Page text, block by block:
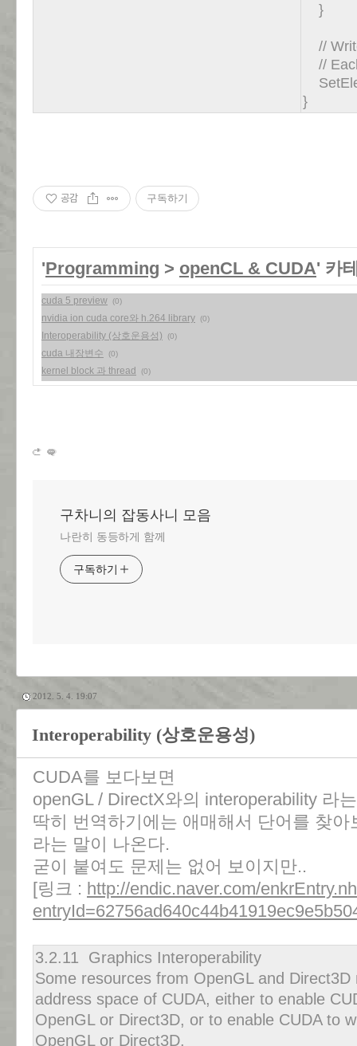
}
//
//
}
공감 구독하기
'Programming > openCL & CUDA' 카
cuda 5 preview (0)
nvidia ion cuda core와 h.264 library (0)
Interoperability (상호운용성) (0)
cuda 내장변수 (0)
kernel block 과 thread (0)
구차니의 잡동사니 모음
나란히 동등하게 함께
구독하기
2012. 5. 4. 19:07
Interoperability (상호운용성)
CUDA를 보다보면
openGL / DirectX와의 interoperability 라
딱히 번역하기에는 애매해서 단어를 찾
라는 말이 나온다.
굳이 붙여도 문제는 없어 보이지만..
[링크 : http://endic.naver.com/
3.2.11 Graphics Interoperability
Some resources from OpenGL and
address space of CUDA, either to enable
OpenGL or Direct3D, or to enable CUDA to
OpenGL or Direct3D.